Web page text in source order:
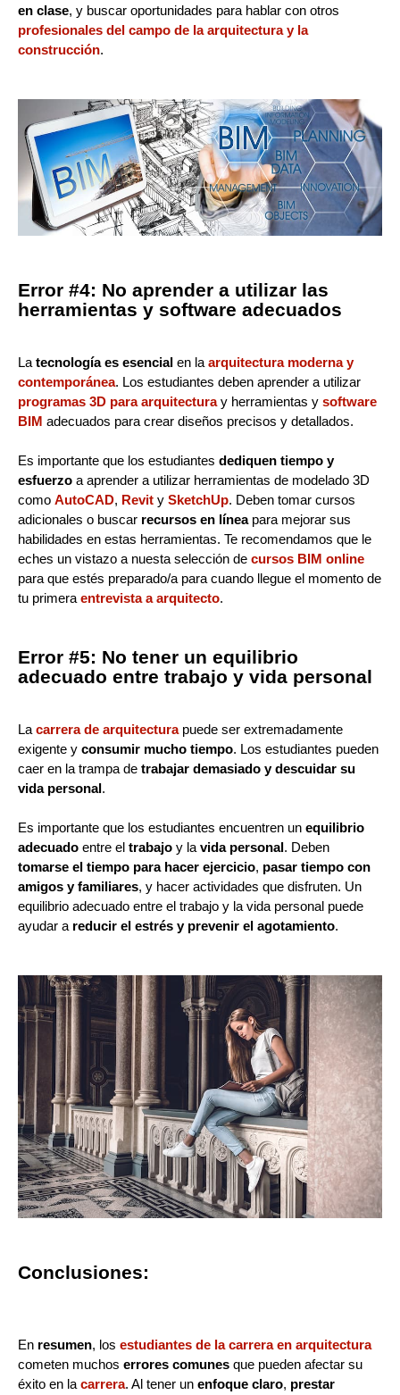
en clase, y buscar oportunidades para hablar con otros
profesionales del campo de la arquitectura y la
construcción.
Error #4: No aprender a utilizar las
herramientas y software adecuados
La tecnología es esencial en la arquitectura moderna y
contemporánea. Los estudiantes deben aprender a utilizar
programas 3D para arquitecturay herramientas y software
BIM adecuados para crear diseños precisos y detallados.
Es importante que los estudiantes dediquen tiempo y
esfuerzo a aprender a utilizar herramientas de modelado 3D
como AutoCAD, Revit y SketchUp. Deben tomar cursos
adicionales o buscar recursos en líneapara mejorar sus
habilidades en estas herramientas. Te recomendamos que le
eches un vistazo a nuesta selección de cursos BIM online
para que estés preparado/a para cuando llegue el momento de
tu primera entrevista a arquitecto.
Error #5: No tener un equilibrio
adecuado entre trabajo y vida personal
La carrera de arquitecturapuede ser extremadamente
exigente y consumir mucho tiempo. Los estudiantes pueden
caer en la trampa de trabajar demasiado y descuidar su
vida personal.
Es importante que los estudiantes encuentren un equilibrio
adecuado entre el trabajo y la vida personal. Deben
tomarse el tiempo para hacer ejercicio, pasar tiempo con
amigos y familiares, y hacer actividades que disfruten. Un
equilibrio adecuado entre el trabajo y la vida personal puede
ayudar a reducir el estrés y prevenir el agotamiento.
Conclusiones:
En resumen, los estudiantes de la carrera en arquitectura
cometen muchos errores comunes que pueden afectar su
éxito en lacarrera. Al tener un enfoque claro, prestar